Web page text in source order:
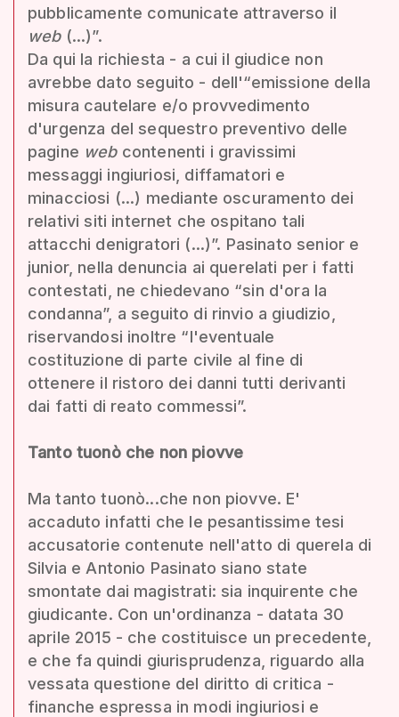
pubblicamente comunicate attraverso il
web(...)”.
Da qui la richiesta - a cui il giudice non
avrebbe dato seguito - dell'“emissione della
misura cautelare e/o provvedimento
d'urgenza del sequestro preventivo delle
pagine webcontenenti i gravissimi
messaggi ingiuriosi, diffamatori e
minacciosi (...) mediante oscuramento dei
relativi siti internet che ospitano tali
attacchi denigratori (...)”. Pasinato senior e
junior, nella denuncia ai querelati per i fatti
contestati, ne chiedevano “sin d'ora la
condanna”, a seguito di rinvio a giudizio,
riservandosi inoltre “l'eventuale
costituzione di parte civile al fine di
ottenere il ristoro dei danni tutti derivanti
dai fatti di reato commessi”.
Tanto tuonò che non piovve
Ma tanto tuonò...che non piovve. E'
accaduto infatti che le pesantissime tesi
accusatorie contenute nell'atto di querela di
Silvia e Antonio Pasinato siano state
smontate dai magistrati: sia inquirente che
giudicante. Con un'ordinanza - datata 30
aprile 2015 - che costituisce un precedente,
e che fa quindi giurisprudenza, riguardo alla
vessata questione del diritto di critica -
finanche espressa in modi ingiuriosi e